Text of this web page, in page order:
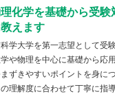
化学を基礎から受
えます
学大学を第一志望として受
や物理を中心に基礎から応
ずきやすいポイントを身に
理解度に合わせて丁寧に指